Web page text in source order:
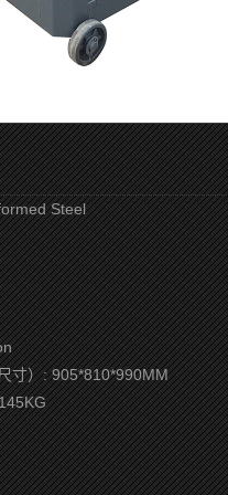
Steel
寸）: 905*810*990MM